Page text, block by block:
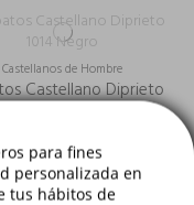
Castellanos de Hombre
Castellano Diprieto
1014 Negro
para fines
personalizada en
tus hábitos de